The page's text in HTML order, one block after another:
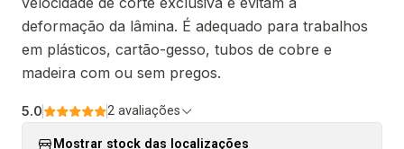
deformação da lâmina. É adequado para trabalhos
em plásticos, cartão-gesso, tubos de cobre e
madeira com ou sem pregos.
5.0 2 avaliações
Mostrar stock das localizações